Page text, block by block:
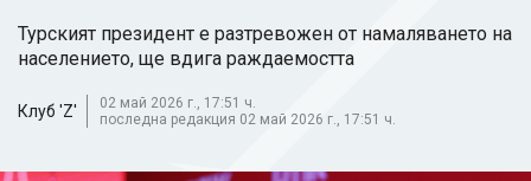
Турският президент е разтревожен от намаляването на
населението, ще вдига раждаемостта
Клуб 'Z'
02 май 2026 г., 17:51 ч.
последна редакция 02 май 2026 г., 17:51 ч.